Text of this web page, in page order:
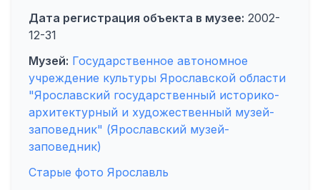
Дата регистрация объекта в музее: 2002-
12-31
Музей: Государственное автономное
учреждение культуры Ярославской области
"Ярославский государственный историко-
архитектурный и художественный музей-
заповедник" (Ярославский музей-
заповедник)
Старые фото Ярославль